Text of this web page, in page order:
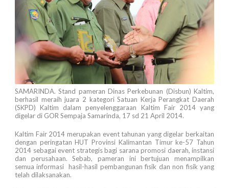
SAMARINDA. Stand pameran Dinas Perkebunan (Disbun) Kaltim,
berhasil meraih juara 2 kategori Satuan Kerja Perangkat Daerah
(SKPD) Kaltim dalam penyelenggaraan Kaltim Fair 2014 yang
digelar di GOR Sempaja Samarinda, 17 sd 21 April 2014.
Kaltim Fair 2014 merupakan event tahunan yang digelar berkaitan
dengan peringatan HUT Provinsi Kalimantan Timur ke-57 Tahun
2014 sebagai event strategis bagi sarana promosi daerah, instansi
dan perusahaan. Sebab, pameran ini bertujuan menampilkan
semua informasi hasil-hasil pembangunan fisik dan non fisik yang
telah dilaksanakan.